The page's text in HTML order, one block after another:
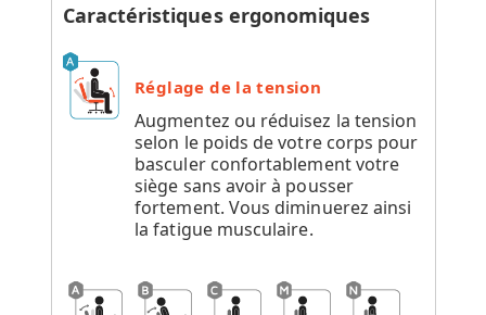
Caractéristiques ergonomiques
Réglage de la tension
Augmentez ou réduisez la tension
selon le poids de votre corps pour
basculer confortablement votre
siège sans avoir à pousser
fortement. Vous diminuerez ainsi
la fatigue musculaire.